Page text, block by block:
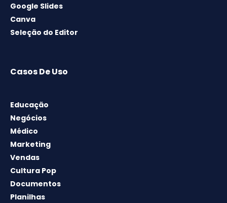
Google Slides
Canva
Seleção do Editor
Casos De Uso
Educação
Negócios
Médico
Marketing
Vendas
Cultura Pop
Documentos
Planilhas